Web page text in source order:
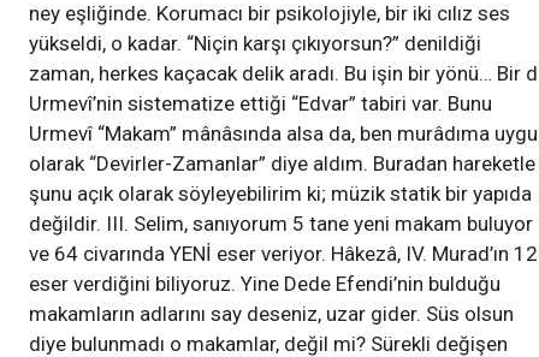
ney eşliğinde. Korumacı bir psikolojiyle, bir iki cılız ses
yükseldi, o kadar. “Niçin karşı çıkıyorsun?” denildiği
zaman, herkes kaçacak delik aradı. Bu işin bir yönü… Bir
Urmevî’nin sistematize ettiği “Edvar” tabiri var. Bunu
Urmevî “Makam” mânâsında alsa da, ben murâdıma
olarak “Devirler-Zamanlar” diye aldım. Buradan hareketle
şunu açık olarak söyleyebilirim ki; müzik statik bir yapıda
değildir. III. Selim, sanıyorum 5 tane yeni makam buluyor
ve 64 civarında YENİ eser veriyor. Hâkezâ, IV. Murad’ın 12
eser verdiğini biliyoruz. Yine Dede Efendi’nin bulduğu
makamların adlarını say deseniz, uzar gider. Süs olsun
diye bulunmadı o makamlar, değil mi? Sürekli değişen